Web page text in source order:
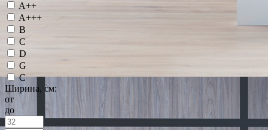
A++
A+++
B
C
D
G
С
Ширина, см:
от
до